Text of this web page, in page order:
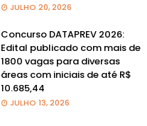
JULHO 20, 2026
Concurso DATAPREV 2026:
Edital publicado com mais de
1800 vagas para diversas
áreas com iniciais de até R$
10.685,44
JULHO 13, 2026